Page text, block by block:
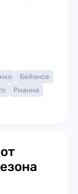
Бейонсе
Рианна